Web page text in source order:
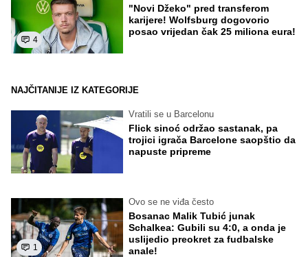
4
"Novi Džeko" pred transferom
karijere! Wolfsburg dogovorio
posao vrijedan čak 25 miliona eura!
NAJČITANIJE IZ KATEGORIJE
Vratili se u Barcelonu
Flick sinoć održao sastanak, pa
trojici igrača Barcelone saopštio da
napuste pripreme
1
Ovo se ne viđa često
Bosanac Malik Tubić junak
Schalkea: Gubili su 4:0, a onda je
uslijedio preokret za fudbalske
anale!